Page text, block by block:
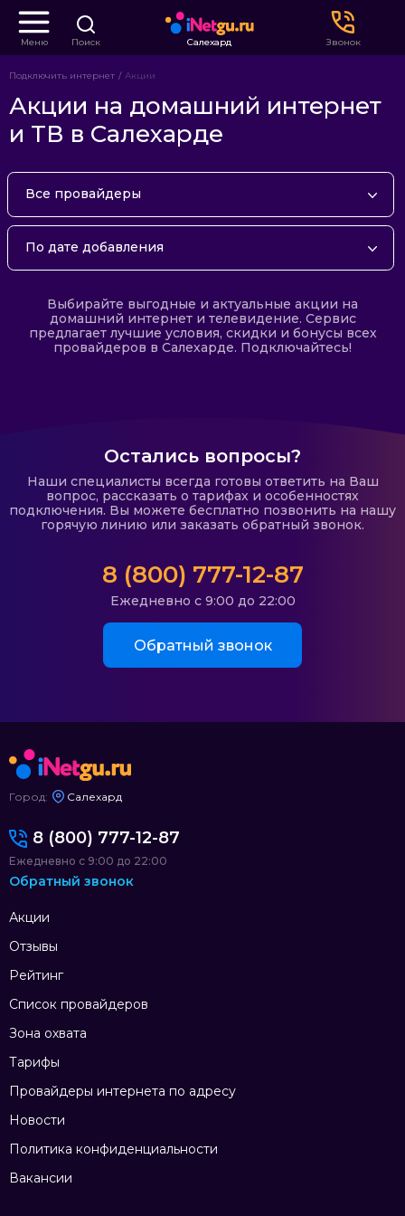
Меню Поиск Салехард Звонок
Подключить интернет Акции
Акции на домашний интернет
и ТВ в Салехарде
Все провайдеры
Ростелеком
По популярности
По дате добавления
Выбирайте выгодные и актуальные акции на
домашний интернет и телевидение. Сервис
предлагает лучшие условия, скидки и бонусы всех
провайдеров в Салехарде. Подключайтесь!
Остались вопросы?
Наши специалисты всегда готовы ответить на Ваш
вопрос, рассказать о тарифах и особенностях
подключения. Вы можете бесплатно позвонить на нашу
горячую линию или заказать обратный звонок.
8 (800) 777-12-87
Ежедневно с 9:00 до 22:00
Обратный звонок
Город: Салехард
Акции
Отзывы
Рейтинг
Список провайдеров
Зона охвата
Тарифы
Провайдеры интернета по адресу
Новости
Политика конфиденциальности
Вакансии
8 (800) 777-12-87
Ежедневно с 9:00 до 22:00
Обратный звонок